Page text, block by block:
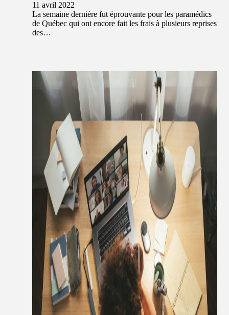
11 avril 2022
La semaine dernière fut éprouvante pour les paramédics
de Québec qui ont encore fait les frais à plusieurs reprises
des…